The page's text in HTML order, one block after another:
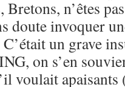
Bretons, n’êtes
doute invoquer
un grave
on s’en
voulait